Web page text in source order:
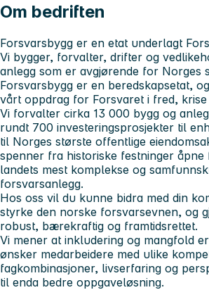
Om bedriften
Forsvarsbygg er en etat underlagt
Vi bygger, forvalter, drifter og
anlegg som er avgjørende for Norges
Forsvarsbygg er en beredskapsetat,
vårt oppdrag for Forsvaret i fred, krise
Vi forvalter cirka 13 000 bygg og
rundt 700 investeringsprosjekter til
til Norges største offentlige
spenner fra historiske festninger
landets mest komplekse og
forsvarsanlegg.
Hos oss vil du kunne bidra med din
styrke den norske forsvarsevnen, og
robust, bærekraftig og framtidsrettet.
Vi mener at inkludering og mangfold
ønsker medarbeidere med ulike
fagkombinasjoner, livserfaring og
til enda bedre oppgaveløsning.